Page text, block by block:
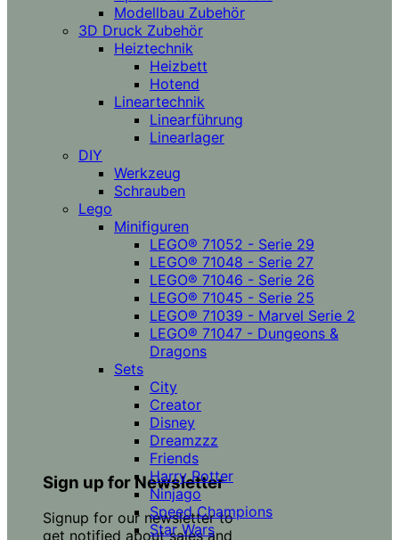
Sign up for Newsletter
Signup for our newsletter to
get notified about sales and
Modellbau Zubehör
3D Druck Zubehör
Heiztechnik
Heizbett
Hotend
Lineartechnik
Linearführung
Linearlager
DIY
Werkzeug
Schrauben
Lego
Minifiguren
LEGO® 71052 - Serie 29
LEGO® 71048 - Serie 27
LEGO® 71046 - Serie 26
LEGO® 71045 - Serie 25
LEGO® 71039 - Marvel Serie 2
LEGO® 71047 - Dungeons &
Dragons
Sets
City
Creator
Disney
Dreamzzz
Friends
Harry Potter
Ninjago
Speed Champions
Star Wars